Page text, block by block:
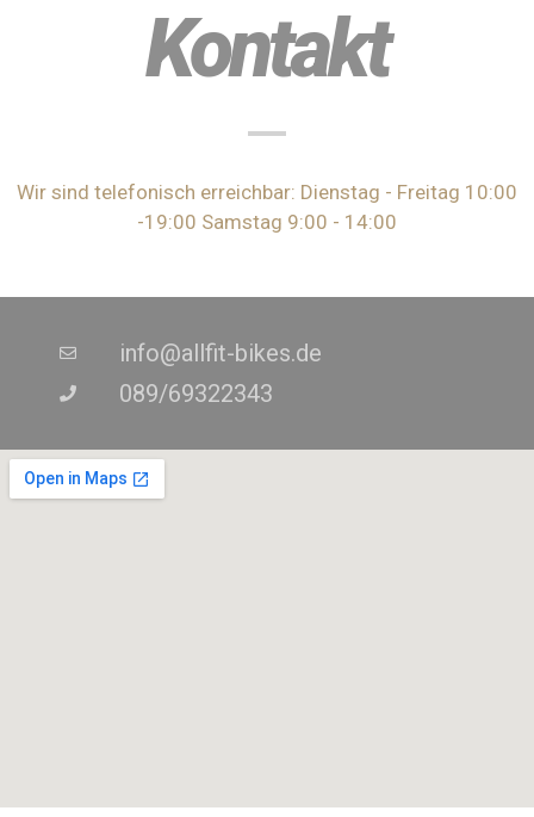
Kontakt
Wir sind telefonisch erreichbar: Dienstag - Freitag 10:00
-19:00 Samstag 9:00 - 14:00
info@allfit-bikes.de
089/69322343